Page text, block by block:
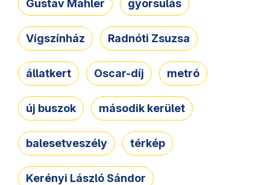
Gustav Mahler gyorsulás
Vígszínház Radnóti Zsuzsa
állatkert Oscar-díj metró
új buszok második kerület
balesetveszély térkép
Kerényi László Sándor